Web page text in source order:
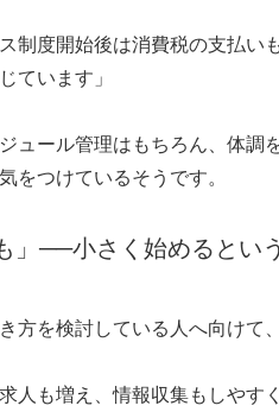
制度開始後は消費税の支払い
ています」
ュール管理はもちろん、体調
をつけているそうです。
」──小さく始めるとい
方を検討している人へ向けて
人も増え、情報収集もしや